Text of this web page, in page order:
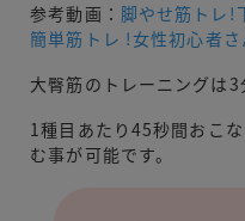
参考動画： 脚やせ筋トレ!
簡単筋トレ !女性初心者さ
大臀筋のトレーニングは3
1種目あたり45秒間おこ
む事が可能です。